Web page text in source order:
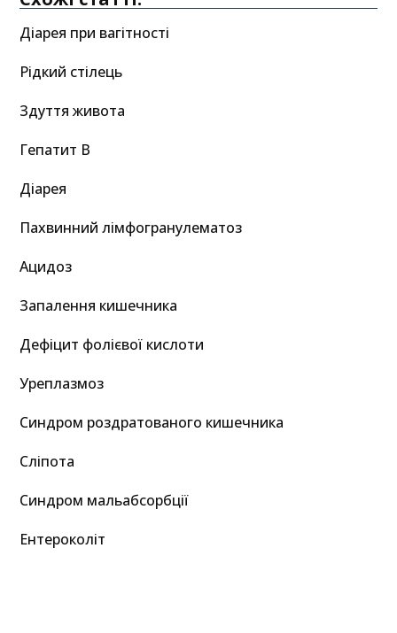
Діарея при вагітності
Рідкий стілець
Здуття живота
Гепатит B
Діарея
Пахвинний лімфогранулематоз
Ацидоз
Запалення кишечника
Дефіцит фолієвої кислоти
Уреплазмоз
Синдром роздратованого кишечника
Сліпота
Синдром мальабсорбції
Ентероколіт